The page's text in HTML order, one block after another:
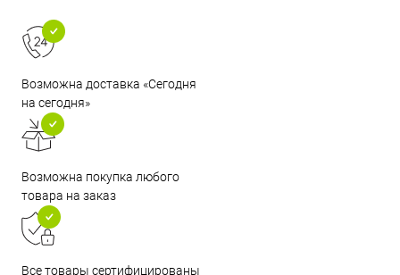
Возможна доставка «Сегодня
на сегодня»
Возможна покупка любого
товара на заказ
Все товары сертифицированы